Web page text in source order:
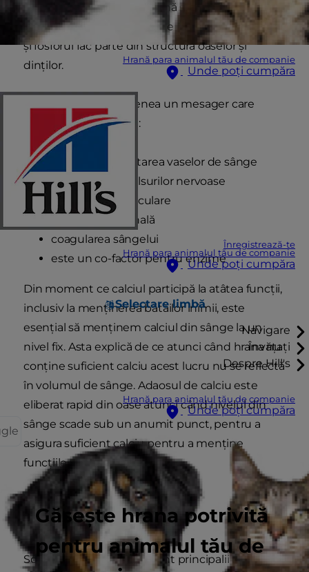
Hrană para animalul tău de companie
Unde poți cumpăra
Înregistrează-te
Hrană para animalul tău de companie
Unde poți cumpăra
Selectare limbă
Navigare
Învățați
Despre Hill's
Hrană para animalul tău de companie
Unde poți cumpăra
Găsește hrana potrivită
pentru animalul tău de
Calciul este cea mai comună substanță minerală
din organism și fosforul este pe locul doi. Calciul
și fosforul fac parte din structura oaselor și
dinților.
Calciul este de asemenea un mesager care
mediază următoarele:
contracția și dilatarea vaselor de sânge
transmisia impulsurilor nervoase
contracțiile musculare
secreția hormonală
coagularea sângelui
este un co-factor pentru enzime
Din moment ce calciul participă la atâtea funcții,
inclusiv la menținerea bătăilor inimii, este
esențial să menținem calciul din sânge la un
nivel fix. Asta explică de ce atunci când hrana nu
conține suficient calciu acest lucru nu se reflectă
în volumul de sânge. Adaosul de calciu este
eliberat rapid din oase atunci când nivelul din
sânge scade sub un anumit punct, pentru a
asigura suficient calciu pentru a menține
funcțiile vitale în funcțiune.
SODIU, POTASIU ȘI CLOR
Sodiul, potasiul și clorul sunt principalii electroliți